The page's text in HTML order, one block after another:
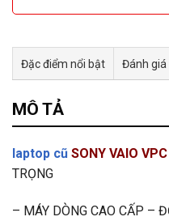
Đặc điểm nổi bật Đánh giá
Tư vấn & bán hàng qua
MÔ TẢ
laptop cũ SONY VAIO
TRỌNG
– MÁY DÒNG CAO CẤP –